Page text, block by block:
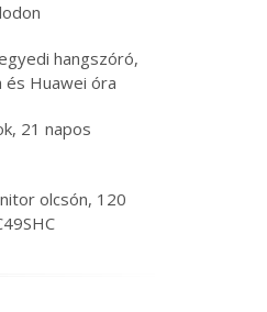
hangszóró,
Huawei óra
21 napos
olcsón, 120